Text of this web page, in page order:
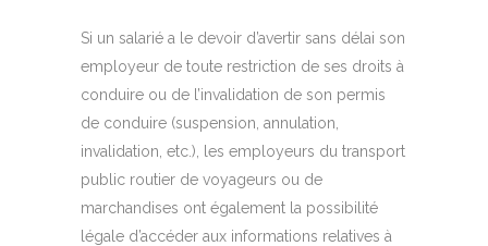
Si un salarié a le devoir d’avertir sans délai son
employeur de toute restriction de ses droits à
conduire ou de l’invalidation de son permis
de conduire (suspension, annulation,
invalidation, etc.), les employeurs du transport
public routier de voyageurs ou de
marchandises ont également la possibilité
légale d’accéder aux informations relatives à